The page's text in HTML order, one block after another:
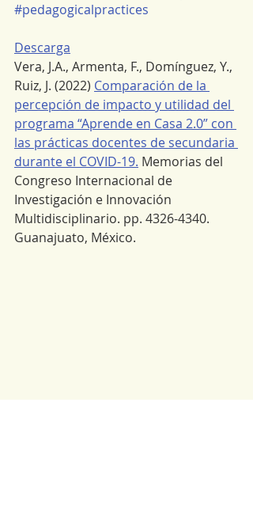
#pedagogicalpractices
Descarga
Vera, J.A., Armenta, F., Domínguez, Y.,
Ruiz, J. (2022) Comparación de la
percepción de impacto y utilidad del
programa “Aprende en Casa 2.0” con
las prácticas docentes de secundaria
durante el COVID-19. Memorias del
Congreso Internacional de
Investigación e Innovación
Multidisciplinario. pp. 4326-4340.
Guanajuato, México.